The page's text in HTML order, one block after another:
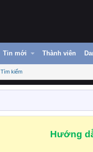
Tin mới Thành viên
Tìm kiếm
Hướng